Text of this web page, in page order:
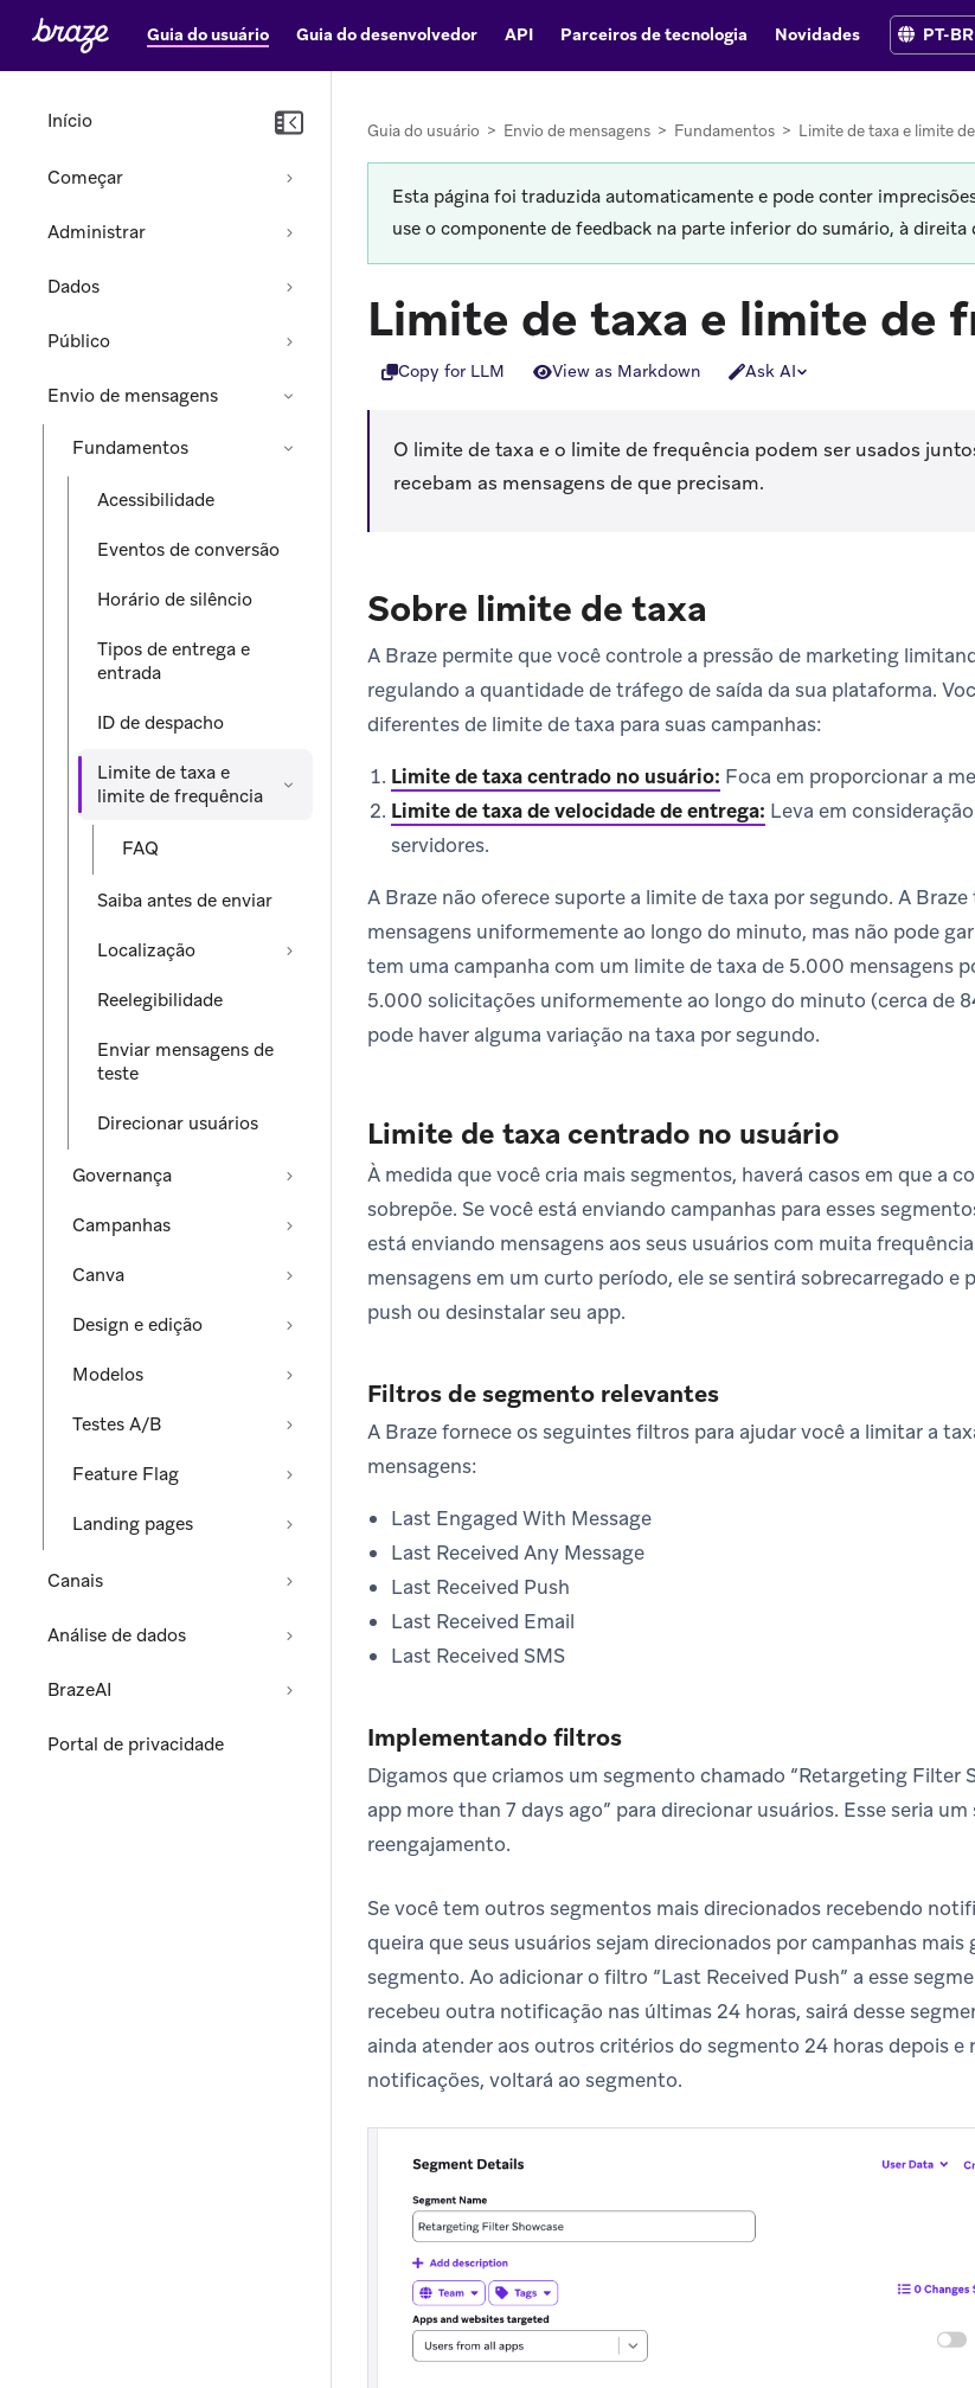
Guia do usuário Guia do desenvolvedor API Parceiros de tecnologia Novidades
Início
Começar
Administrar
Dados
Público
Envio de mensagens
Fundamentos
Acessibilidade
Eventos de conversão
Horário de silêncio
Tipos de entrega e
entrada
ID de despacho
Limite de taxa e
limite de frequência
FAQ
Saiba antes de enviar
Localização
Reelegibilidade
Enviar mensagens de
teste
Direcionar usuários
Governança
Campanhas
Canva
Design e edição
Modelos
Testes A/B
Feature Flag
Landing pages
Canais
Análise de dados
BrazeAI
Portal de privacidade
Guia do usuário > Envio de mensagens > Fundamentos > Limite de taxa e limite
Esta página foi traduzida automaticamente e pode conter
use o componente de feedback na parte inferior do sumário, à direita
Limite de taxa e limite de
Copy for LLM View as Markdown Ask AI
O limite de taxa e o limite de frequência podem ser usados
recebam as mensagens de que precisam.
Sobre limite de taxa
A Braze permite que você controle a pressão de marketing
regulando a quantidade de tráfego de saída da sua plataforma.
diferentes de limite de taxa para suas campanhas:
Limite de taxa centrado no usuário: Foca em proporcionar a
Limite de taxa de velocidade de entrega: Leva em
servidores.
A Braze não oferece suporte a limite de taxa por segundo. A
mensagens uniformemente ao longo do minuto, mas não pode
tem uma campanha com um limite de taxa de 5.000 mensagens
5.000 solicitações uniformemente ao longo do minuto (cerca de
pode haver alguma variação na taxa por segundo.
Limite de taxa centrado no usuário
À medida que você cria mais segmentos, haverá casos em que a
sobrepõe. Se você está enviando campanhas para esses
está enviando mensagens aos seus usuários com muita
mensagens em um curto período, ele se sentirá sobrecarregado
push ou desinstalar seu app.
Filtros de segmento relevantes
A Braze fornece os seguintes filtros para ajudar você a limitar a
mensagens:
Last Engaged With Message
Last Received Any Message
Last Received Push
Last Received Email
Last Received SMS
Implementando filtros
Digamos que criamos um segmento chamado “Retargeting Filter
app more than 7 days ago” para direcionar usuários. Esse seria
reengajamento.
Se você tem outros segmentos mais direcionados recebendo
queira que seus usuários sejam direcionados por campanhas mais
segmento. Ao adicionar o filtro “Last Received Push” a esse
recebeu outra notificação nas últimas 24 horas, sairá desse
ainda atender aos outros critérios do segmento 24 horas depois e
notificações, voltará ao segmento.